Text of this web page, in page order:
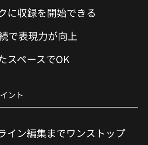
に収録を開始できる​
で​表現力が向上​
スペースでOK
ント
イン編集までワンストップ​